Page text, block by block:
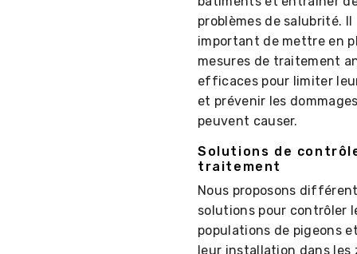
problèmes de salubrité.
important de mettre en
mesures de traitement
efficaces pour limiter
et prévenir les
peuvent causer.
Solutions de
traitement
Nous proposons
solutions pour contrôler
populations de pigeons
leur installation dans les